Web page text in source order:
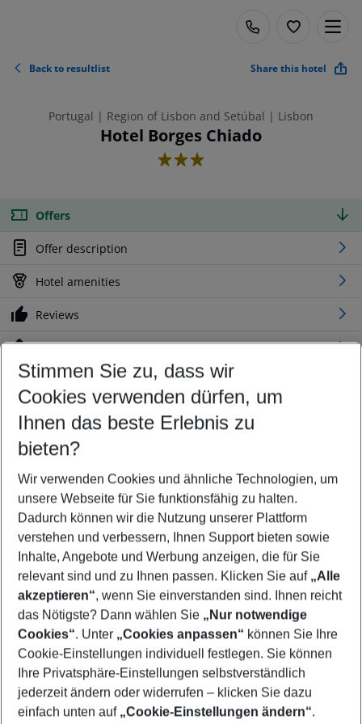
Back to resultlist Share this hotel
Portugal | Region of Lisbon and Setúbal | Lisbon
Hotel Borges Chiado
3
Offers
Offer description
Hotel amenities
Reviews
Location
Customize your offer
Find the perfect deal which suits your best
Your departure airport
Any airport
Select your date range
11/08/26–09/08/27 5-8 nights
Who will travel
2 adults No children
Show more filter
Footer
Footer navigation
Stimmen Sie zu, dass wir
Cookies verwenden dürfen, um
Ihnen das beste Erlebnis zu
bieten?
Wir verwenden Cookies und ähnliche Technologien, um
unsere Webseite für Sie funktionsfähig zu halten.
Dadurch können wir die Nutzung unserer Plattform
verstehen und verbessern, Ihnen Support bieten sowie
Inhalte, Angebote und Werbung anzeigen, die für Sie
relevant sind und zu Ihnen passen. Klicken Sie auf „Alle
akzeptieren“, wenn Sie einverstanden sind. Ihnen reicht
das Nötigste? Dann wählen Sie „Nur notwendige
Cookies“. Unter „Cookies anpassen“ können Sie Ihre
Cookie-Einstellungen individuell festlegen. Sie können
Ihre Privatsphäre-Einstellungen selbstverständlich
jederzeit ändern oder widerrufen – klicken Sie dazu
einfach unten auf „Cookie-Einstellungen ändern“.